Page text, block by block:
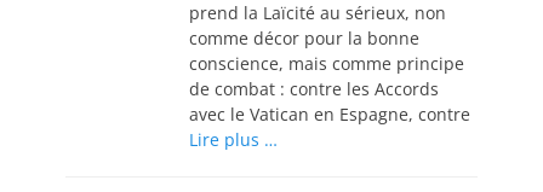
prend la Laïcité au sérieux, non
comme décor pour la bonne
conscience, mais comme principe
de combat : contre les Accords
avec le Vatican en Espagne, contre
Lire plus …